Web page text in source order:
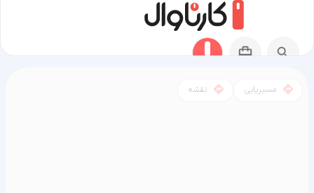
مسیریابی نقشه